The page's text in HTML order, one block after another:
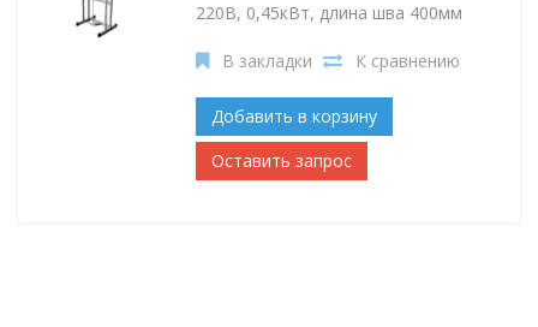
220В, 0,45кВт, длина шва 400мм
В закладки К сравнению
Добавить в корзину
Оставить запрос